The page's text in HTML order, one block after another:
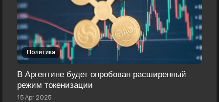
Политика
В Аргентине будет опробован расширенный
режим токенизации
15 Apr 2025